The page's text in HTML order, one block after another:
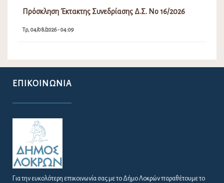
Πρόσκληση Έκτακτης Συνεδρίασης Δ.Σ. Νο 16/2026
Τρ, 04/08/2026 - 04:09
ΕΠΙΚΟΙΝΩΝΊΑ
Για την ευκολότερη επικοινωνία σας με το Δήμο Λοκρών παραθέτουμε το